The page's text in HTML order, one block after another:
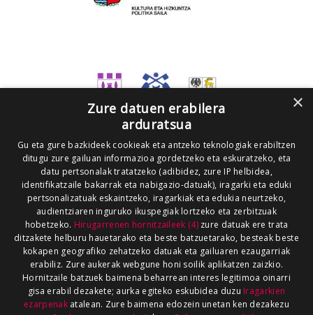
×
Zure datuen erabilera
arduratsua
Gu eta gure bazkideek cookieak eta antzeko teknologiak erabiltzen
ditugu zure gailuan informazioa gordetzeko eta eskuratzeko, eta
datu pertsonalak tratatzeko (adibidez, zure IP helbidea,
identifikatzaile bakarrak eta nabigazio-datuak), iragarki eta eduki
pertsonalizatuak eskaintzeko, iragarkiak eta edukia neurtzeko,
audientziaren inguruko ikuspegiak lortzeko eta zerbitzuak
hobetzeko. Hirugarrenen hornitzaileek (4)zure datuak ere trata
ditzakete helburu hauetarako eta beste batzuetarako, besteak beste
kokapen geografiko zehatzeko datuak eta gailuaren ezaugarriak
erabiliz. Zure aukerak webgune honi soilik aplikatzen zaizkio.
Hornitzaile batzuek baimena beharrean interes legitimoa oinarri
gisa erabil dezakete; aurka egiteko eskubidea duzu Iragarkien
ezarpenakatalean. Zure baimena edozein unetan ken dezakezu